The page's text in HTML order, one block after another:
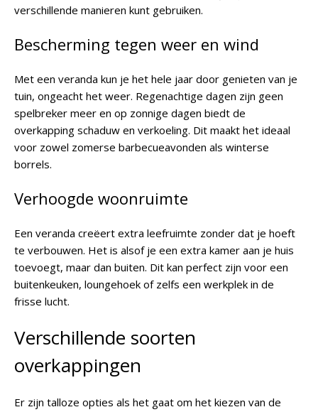
verschillende manieren kunt gebruiken.
Bescherming tegen weer en wind
Met een veranda kun je het hele jaar door genieten van je
tuin, ongeacht het weer. Regenachtige dagen zijn geen
spelbreker meer en op zonnige dagen biedt de
overkapping schaduw en verkoeling. Dit maakt het ideaal
voor zowel zomerse barbecueavonden als winterse
borrels.
Verhoogde woonruimte
Een veranda creëert extra leefruimte zonder dat je hoeft
te verbouwen. Het is alsof je een extra kamer aan je huis
toevoegt, maar dan buiten. Dit kan perfect zijn voor een
buitenkeuken, loungehoek of zelfs een werkplek in de
frisse lucht.
Verschillende soorten
overkappingen
Er zijn talloze opties als het gaat om het kiezen van de